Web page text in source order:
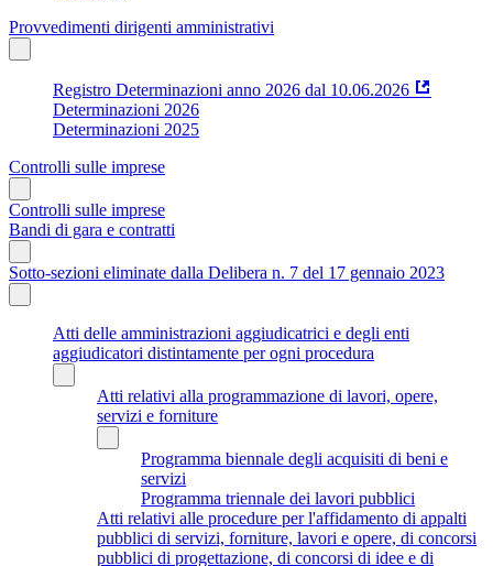
Provvedimenti dirigenti amministrativi
Registro Determinazioni anno 2026 dal 10.06.2026
Determinazioni 2026
Determinazioni 2025
Controlli sulle imprese
Controlli sulle imprese
Bandi di gara e contratti
Sotto-sezioni eliminate dalla Delibera n. 7 del 17 gennaio 2023
Atti delle amministrazioni aggiudicatrici e degli enti
aggiudicatori distintamente per ogni procedura
Atti relativi alla programmazione di lavori, opere,
servizi e forniture
Programma biennale degli acquisiti di beni e
servizi
Programma triennale dei lavori pubblici
Atti relativi alle procedure per l'affidamento di appalti
pubblici di servizi, forniture, lavori e opere, di concorsi
pubblici di progettazione, di concorsi di idee e di